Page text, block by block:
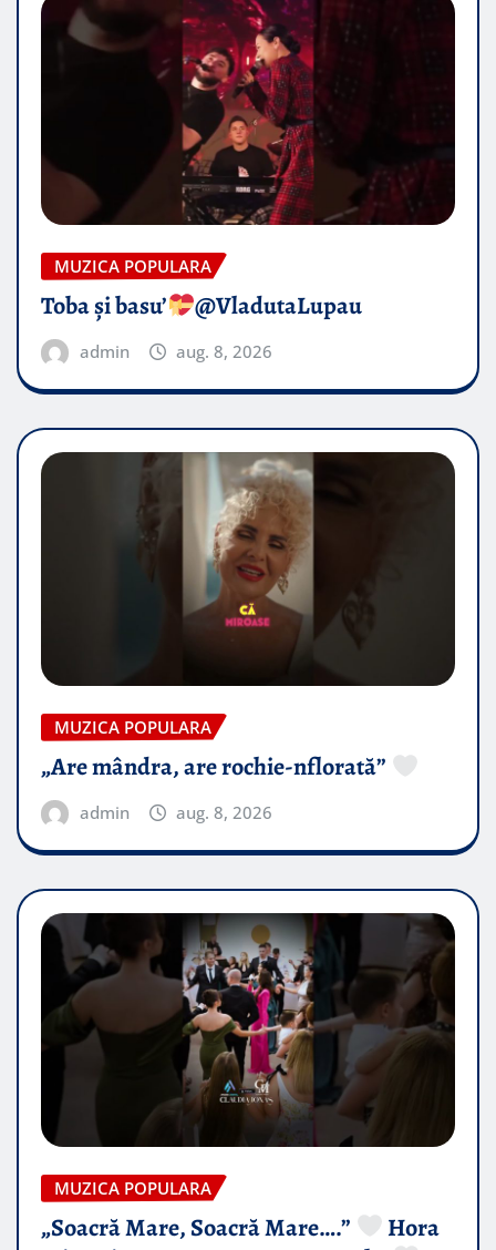
MUZICA POPULARA
Toba și basu’ @VladutaLupau
admin aug. 8, 2026
MUZICA POPULARA
„Are mândra, are rochie-nflorată”
admin aug. 8, 2026
MUZICA POPULARA
„Soacră Mare, Soacră Mare….”
Hora